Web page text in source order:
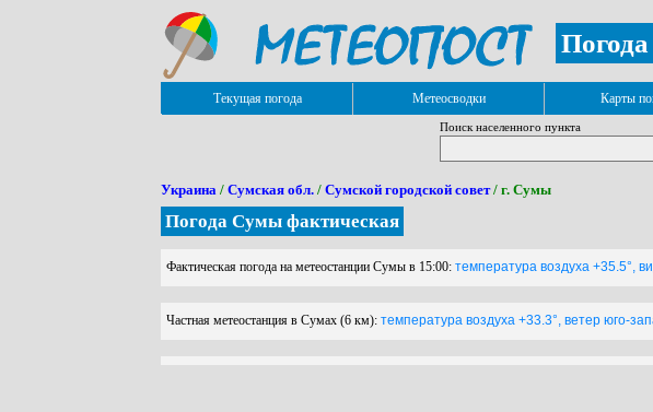
Текущая погода Метеосводки Карты
Поиск населенного пункта
Украина / Сумская обл. / Сумской городской совет/ г. Сумы
Погода Сумы фактическая
Фактическая погода на метеостанции Сумы в 15:00: температура воздуха +35.5°,
Частная метеостанция в Сумах (6 км): температура воздуха +33.3°, ветер юго-